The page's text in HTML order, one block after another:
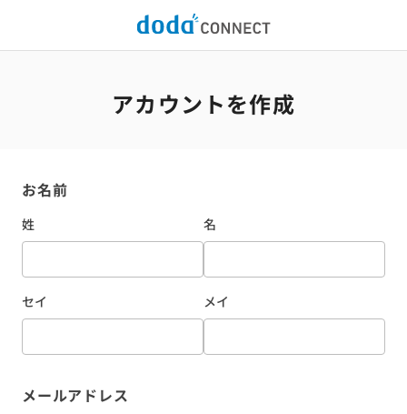
アカウントを作成
お名前
姓 名
セイ メイ
メールアドレス